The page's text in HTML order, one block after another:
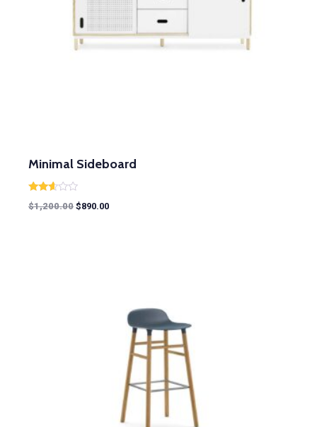
Minimal Sideboard
Rated
2.51
$1,200.00 $890.00